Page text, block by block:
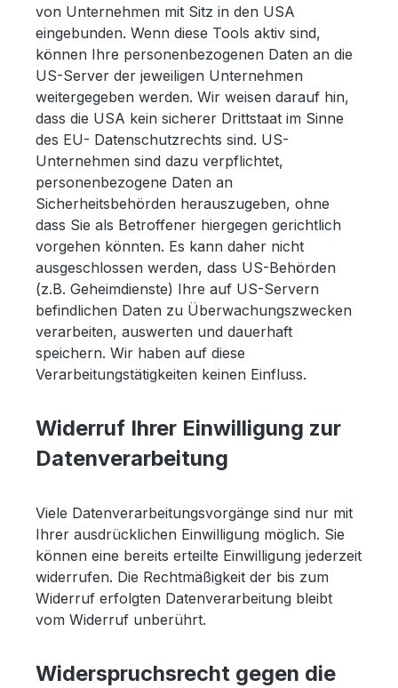
von Unternehmen mit Sitz in den USA
eingebunden. Wenn diese Tools aktiv sind,
können Ihre personenbezogenen Daten an die
US-Server der jeweiligen Unternehmen
weitergegeben werden. Wir weisen darauf hin,
dass die USA kein sicherer Drittstaat im Sinne
des EU- Datenschutzrechts sind. US-
Unternehmen sind dazu verpflichtet,
personenbezogene Daten an
Sicherheitsbehörden herauszugeben, ohne
dass Sie als Betroffener hiergegen gerichtlich
vorgehen könnten. Es kann daher nicht
ausgeschlossen werden, dass US-Behörden
(z.B. Geheimdienste) Ihre auf US-Servern
befindlichen Daten zu Überwachungszwecken
verarbeiten, auswerten und dauerhaft
speichern. Wir haben auf diese
Verarbeitungstätigkeiten keinen Einfluss.
Widerruf Ihrer Einwilligung zur
Datenverarbeitung
Viele Datenverarbeitungsvorgänge sind nur mit
Ihrer ausdrücklichen Einwilligung möglich. Sie
können eine bereits erteilte Einwilligung jederzeit
widerrufen. Die Rechtmäßigkeit der bis zum
Widerruf erfolgten Datenverarbeitung bleibt
vom Widerruf unberührt.
Widerspruchsrecht gegen die